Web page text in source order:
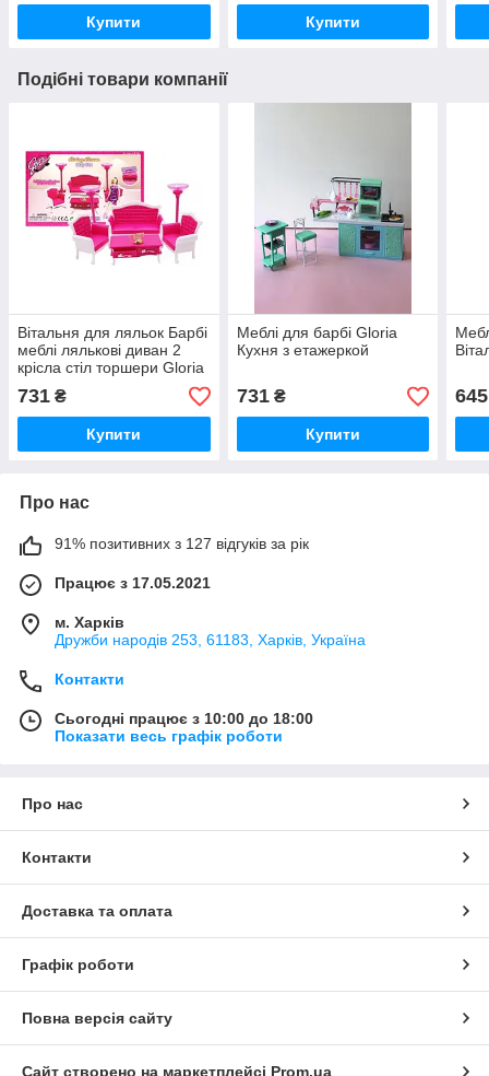
Купити Купити
Подібні товари компанії
Вітальня для ляльок Барбі
меблі лялькові диван 2
крісла стіл торшери Gloria
731 ₴
Купити
Меблі для барбі Gloria
Кухня з етажеркой
731₴
Купити
645
Про нас
91% позитивних з 127 відгуків за рік
Працює з 17.05.2021
м. Харків
Дружби народів 253, 61183, Харків, Україна
Контакти
Сьогодні працює з 10:00 до 18:00
Показати весь графік роботи
Про нас
Контакти
Доставка та оплата
Графік роботи
Повна версія сайту
Сайт створено на маркетплейсі Prom.ua